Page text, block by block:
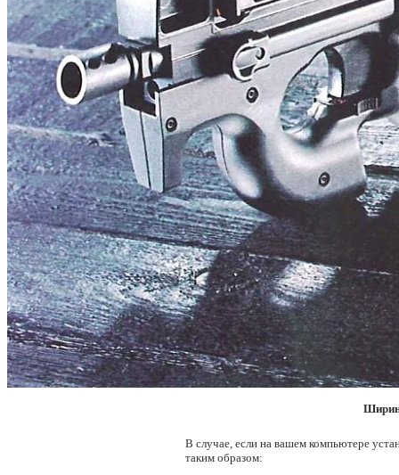
В случае, если на вашем компьютере
таким образом: